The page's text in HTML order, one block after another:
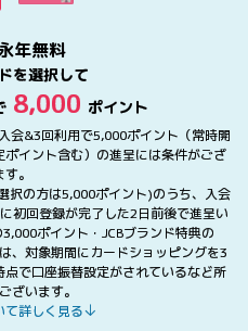
年無料
を選択して
8,000 ポイント
会&3回利用で5,000ポイント（常時開
イント含む）の進呈には条件がござ
。
択の方は5,000ポイント)のうち、入会
初回登録が完了した2日前後で進呈い
ポイント・JCBブランド特典の
、対象期間にカードショッピングを3
で口座振替設定がされているなど所
ざいます。
て詳しく見る